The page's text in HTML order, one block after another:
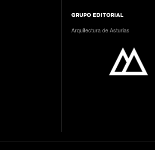
GRUPO EDITORIAL
Arquitectura de Asturias